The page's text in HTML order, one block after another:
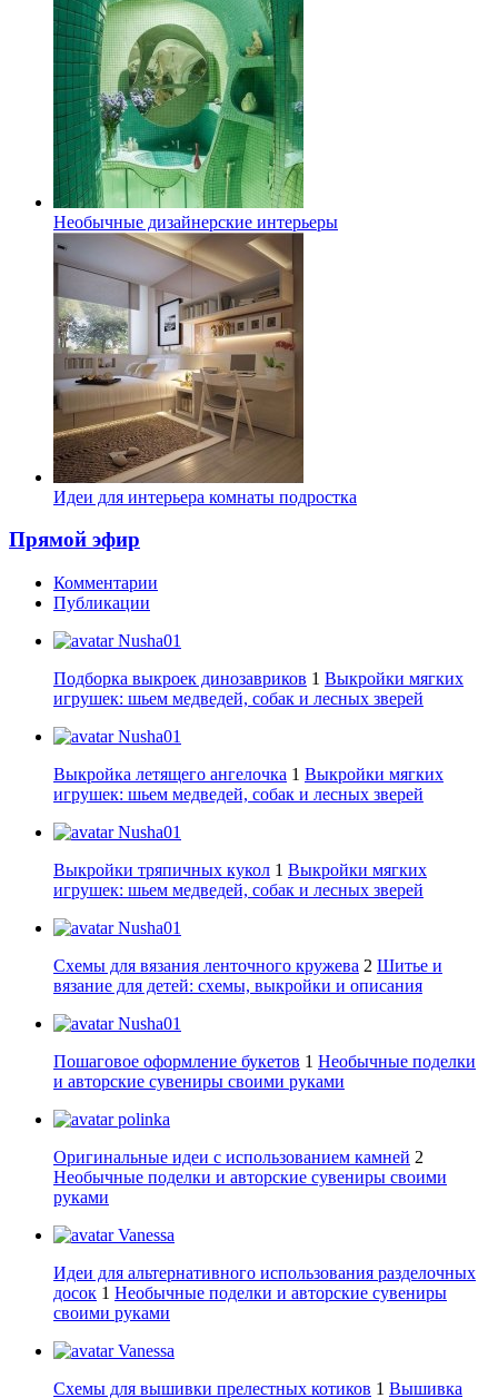
Необычные дизайнерские интерьеры
Идеи для интерьера комнаты подростка
Прямой эфир
Комментарии
Публикации
Nusha01
Подборка выкроек динозавриков 1 Выкройки мягких
игрушек: шьем медведей, собак и лесных зверей
Nusha01
Выкройка летящего ангелочка 1 Выкройки мягких
игрушек: шьем медведей, собак и лесных зверей
Nusha01
Выкройки тряпичных кукол 1 Выкройки мягких
игрушек: шьем медведей, собак и лесных зверей
Nusha01
Схемы для вязания ленточного кружева 2 Шитье и
вязание для детей: схемы, выкройки и описания
Nusha01
Пошаговое оформление букетов 1 Необычные поделки
и авторские сувениры своими руками
polinka
Оригинальные идеи с использованием камней 2
Необычные поделки и авторские сувениры своими
руками
Vanessa
Идеи для альтернативного использования разделочных
досок 1 Необычные поделки и авторские сувениры
своими руками
Vanessa
Схемы для вышивки прелестных котиков 1 Вышивка